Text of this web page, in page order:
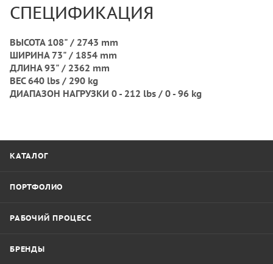
СПЕЦИФИКАЦИЯ
ВЫСОТА 108" / 2743 mm
ШИРИНА 73" / 1854 mm
ДЛИНА 93" / 2362 mm
ВЕС 640 lbs / 290 kg
ДИАПАЗОН НАГРУЗКИ 0 - 212 lbs / 0 - 96 kg
КАТАЛОГ
ПОРТФОЛИО
РАБОЧИЙ ПРОЦЕСС
БРЕНДЫ